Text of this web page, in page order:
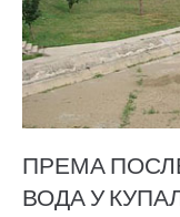
ПРЕМА
ВОДА У